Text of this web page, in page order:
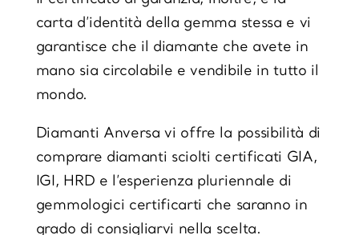
carta d’identità della gemma stessa e vi
garantisce che il diamante che avete in
mano sia circolabile e vendibile in tutto il
mondo.
Diamanti Anversa vi offre la possibilità di
comprare diamanti sciolti certificati GIA,
IGI, HRD e l’esperienza pluriennale di
gemmologici certificarti che saranno in
grado di consigliarvi nella scelta.